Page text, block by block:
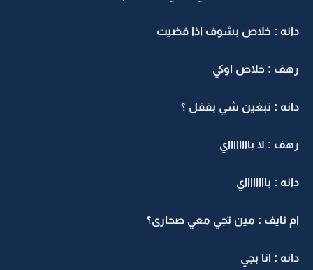
دانه : خلاص بشوف اذا فضيت
رهف : خلاص اوكي
دانه : تبغين شي بقفل ؟
رهف : لا بااااااااي
دانه : بااااااااي
ام نايف : مين تجي معي صحارى؟
دانه : انا بجي